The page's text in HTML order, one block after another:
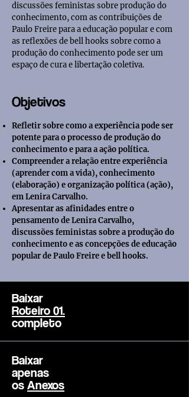
discussões feministas sobre produção do
conhecimento, com as contribuições de
Paulo Freire para a educação popular e com
as reflexões de bell hooks sobre como a
produção do conhecimento pode ser um
espaço de cura e libertação coletiva.
Objetivos
Refletir sobre como a experiência pode ser
potente para o processo de produção do
conhecimento e para a ação política.
Compreender a relação entre experiência
(aprender com a vida), conhecimento
(elaboração) e organização política (ação),
em Lenira Carvalho.
Apresentar as afinidades entre o
pensamento de Lenira Carvalho,
discussões feministas sobre a produção do
conhecimento e as concepções de educação
popular de Paulo Freire e bell hooks.
Baixar
Roteiro 01.
completo
Baixar
apenas
os Anexos